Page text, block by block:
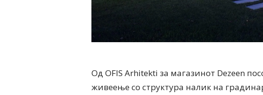
Од OFIS Arhitekti за магазинот Dezeen
живеење со структура налик на